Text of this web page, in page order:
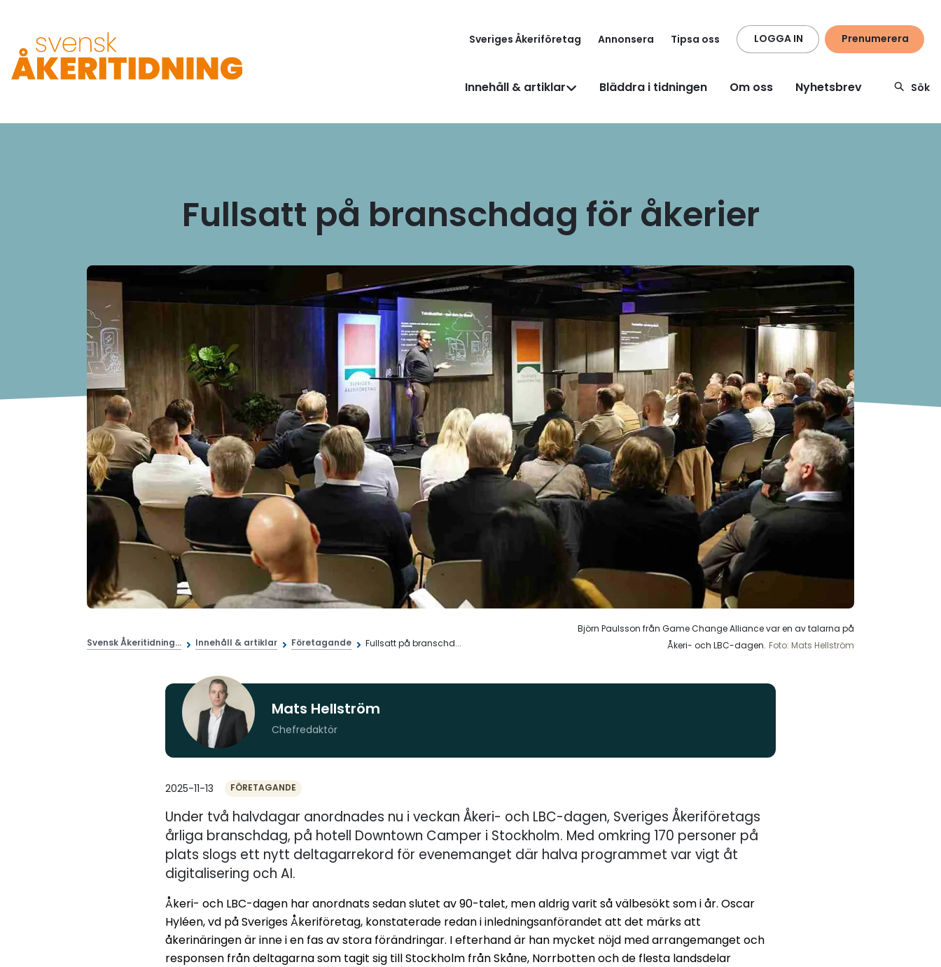
Sveriges Åkeriföretag Annonsera Tipsa oss LOGGA IN Prenumerera
Innehåll & artiklar Bläddra i tidningen Om oss Nyhetsbrev Sök
Fullsatt på branschdag för åkerier
Svensk Åkeritidning... Innehåll & artiklar Företagande Fullsatt på branschd...
Björn Paulsson från Game Change Alliance var en av talarna på
Åkeri- och LBC-dagen. Foto: Mats Hellström
Mats Hellström
Chefredaktör
2025-11-13 FÖRETAGANDE
Under två halvdagar anordnades nu i veckan Åkeri- och LBC-dagen, Sveriges Åkeriföretags
årliga branschdag, på hotell Downtown Camper i Stockholm. Med omkring 170 personer på
plats slogs ett nytt deltagarrekord för evenemanget där halva programmet var vigt åt
digitalisering och AI.
Åkeri- och LBC-dagen har anordnats sedan slutet av 90-talet, men aldrig varit så välbesökt som i år. Oscar
Hyléen, vd på Sveriges Åkeriföretag, konstaterade redan i inledningsanförandet att det märks att
åkerinäringen är inne i en fas av stora förändringar. I efterhand är han mycket nöjd med arrangemanget och
responsen från deltagarna som tagit sig till Stockholm från Skåne, Norrbotten och de flesta landsdelar